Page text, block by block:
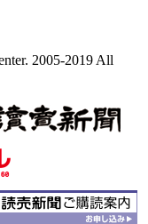
2005-2019 All